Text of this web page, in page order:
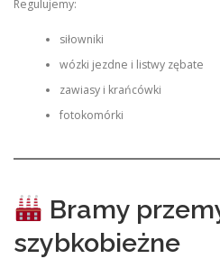
Regulujemy:
siłowniki
wózki jezdne i listwy zębate
zawiasy i krańcówki
fotokomórki
Bramy
szybkobieżne